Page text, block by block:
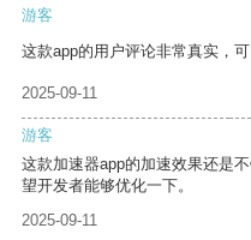
游客
这款app的用户评论非常真实，
2025-09-11
游客
这款加速器app的加速效果还是
望开发者能够优化一下。
2025-09-11